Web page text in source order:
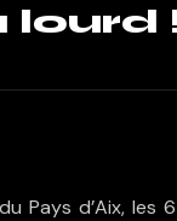
lourd
Pays d’Aix, les